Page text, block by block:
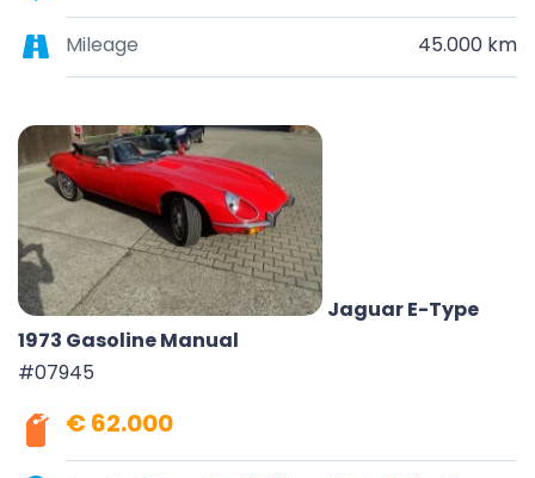
Mileage 45.000 km
Jaguar E-Type
1973 Gasoline Manual
#07945
€ 62.000